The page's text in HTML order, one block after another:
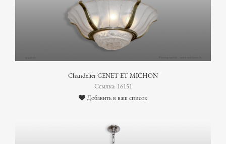
Chandelier GENET ET MICHON
Ссылка: 16151
Добавить в ваш список